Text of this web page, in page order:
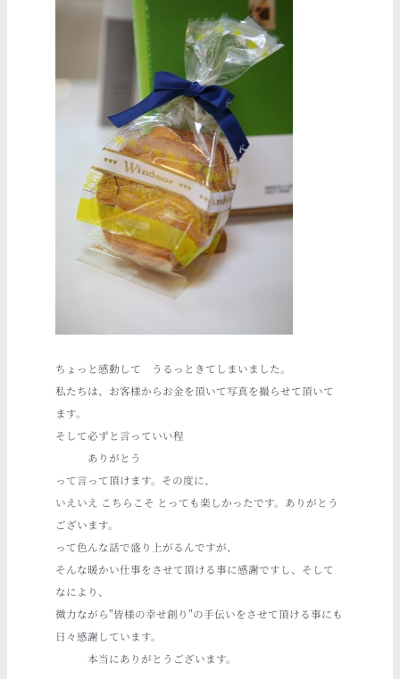
ちょっと感動して うるっときてしまいました。
私たちは、お客様からお金を頂いて写真を撮らせて頂いて
ます。
そして必ずと言っていい程
ありがとう
って言って頂けます。その度に、
いえいえ こちらこそ とっても楽しかったです。ありがとう
ございます。
って色んな話で盛り上がるんですが、
そんな暖かい仕事をさせて頂ける事に感謝ですし、そして
なにより、
微力ながら"皆様の幸せ創り"の手伝いをさせて頂ける事にも
日々感謝しています。
本当にありがとうございます。